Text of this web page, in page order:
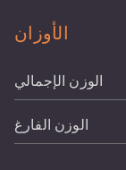
الأوزان
الوزن الإجمالي
الوزن الفارغ